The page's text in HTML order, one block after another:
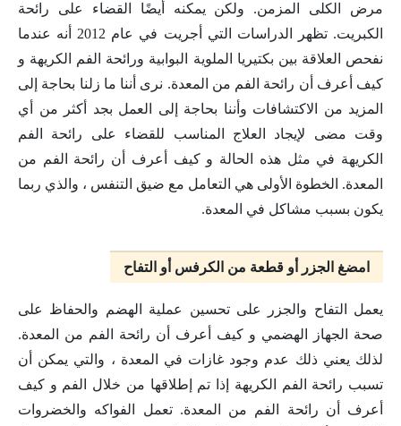
مرض الكلى المزمن. ولكن يمكنه أيضًا القضاء على رائحة
الكبريت. تظهر الدراسات التي أجريت في عام 2012 أنه عندما
نفحص العلاقة بين بكتيريا الملوية البوابية ورائحة الفم الكريهة و
كيف أعرف أن رائحة الفم من المعدة. نرى أننا ما زلنا بحاجة إلى
المزيد من الاكتشافات وأننا بحاجة إلى العمل بجد أكثر من أي
وقت مضى لإيجاد العلاج المناسب للقضاء على رائحة الفم
الكريهة في مثل هذه الحالة و كيف أعرف أن رائحة الفم من
المعدة. الخطوة الأولى هي التعامل مع ضيق التنفس ، والذي ربما
يكون بسبب مشاكل في المعدة.
امضغ الجزر أو قطعة من الكرفس أو التفاح
يعمل التفاح والجزر على تحسين عملية الهضم والحفاظ على
صحة الجهاز الهضمي و كيف أعرف أن رائحة الفم من المعدة.
لذلك يعني ذلك عدم وجود غازات في المعدة ، والتي يمكن أن
تسبب رائحة الفم الكريهة إذا تم إطلاقها من خلال الفم و كيف
أعرف أن رائحة الفم من المعدة. تعمل الفواكه والخضروات